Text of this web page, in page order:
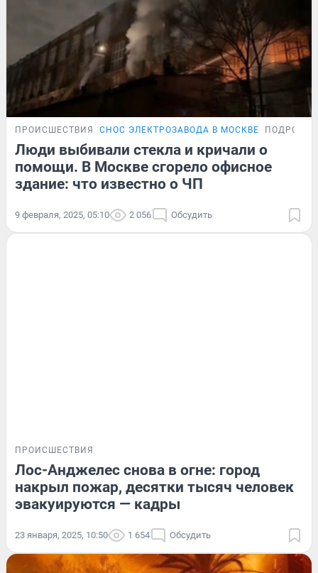
ПРОИСШЕСТВИЯ СНОС ЭЛЕКТРОЗАВОДА В МОСКВЕ
Люди выбивали стекла и кричали о
помощи. В Москве сгорело офисное
здание: что известно о ЧП
9 февраля, 2025, 05:10 2 056 Обсудить
ПРОИСШЕСТВИЯ
Лос-Анджелес снова в огне: город
накрыл пожар, десятки тысяч человек
эвакуируются — кадры
23 января, 2025, 10:50 1 654 Обсудить